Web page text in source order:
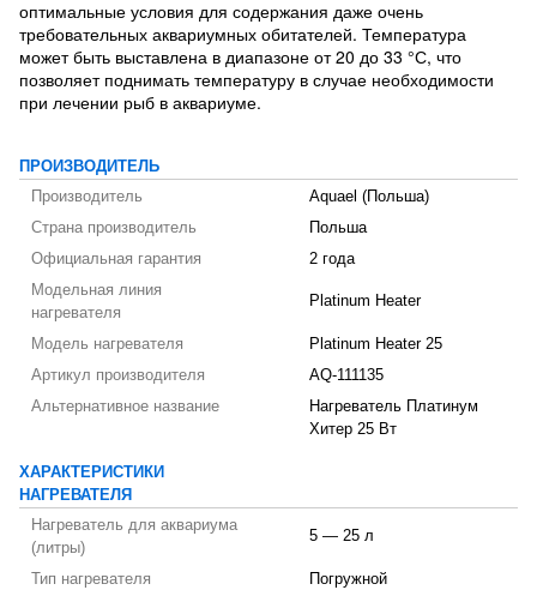
оптимальные условия для содержания даже очень
требовательных аквариумных обитателей. Температура
может быть выставлена в диапазоне от 20 до 33 °С, что
позволяет поднимать температуру в случае необходимости
при лечении рыб в аквариуме.
ПРОИЗВОДИТЕЛЬ
Производитель
Aquael (Польша)
Страна производитель
Польша
Официальная гарантия
2 года
Модельная линия
нагревателя
Platinum Heater
Модель нагревателя
Platinum Heater 25
Артикул производителя
AQ-111135
Альтернативное название
Нагреватель Платинум
Хитер 25 Вт
ХАРАКТЕРИСТИКИ
НАГРЕВАТЕЛЯ
Нагреватель для аквариума
(литры)
5 — 25 л
Тип нагревателя
Погружной